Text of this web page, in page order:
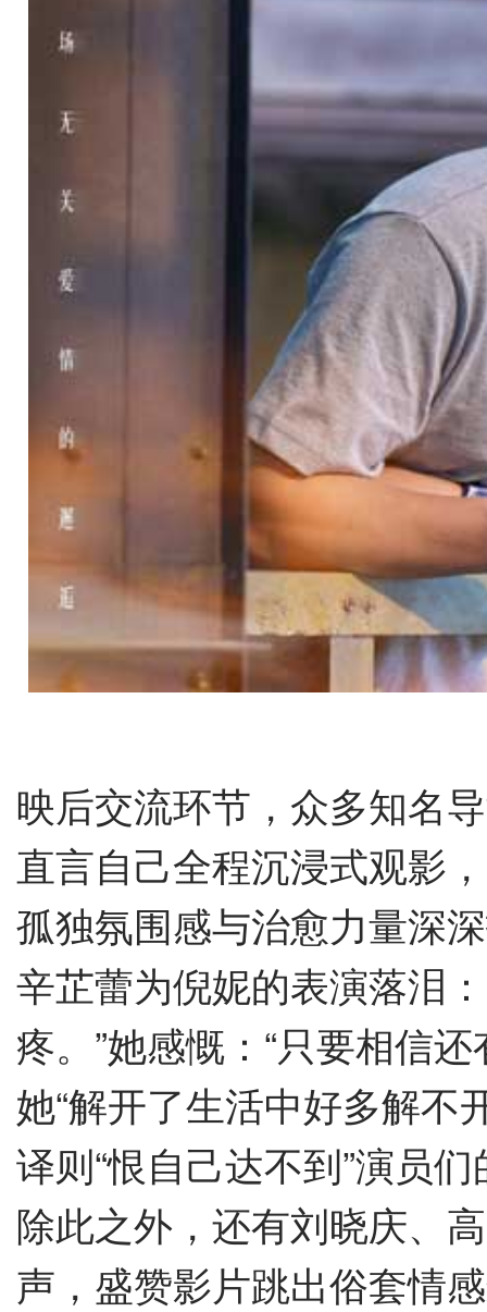
映后交流环节， 众多知名
直言自己全程沉浸式观影
孤独氛围感与治愈力量深
辛芷蕾为倪妮的表演落泪
疼。”她感慨：“只要相信
她“解开了生活中好多解不
译则“恨自己达不到”演员
除此之外，还有刘晓庆、
声，盛赞影片跳出俗套情